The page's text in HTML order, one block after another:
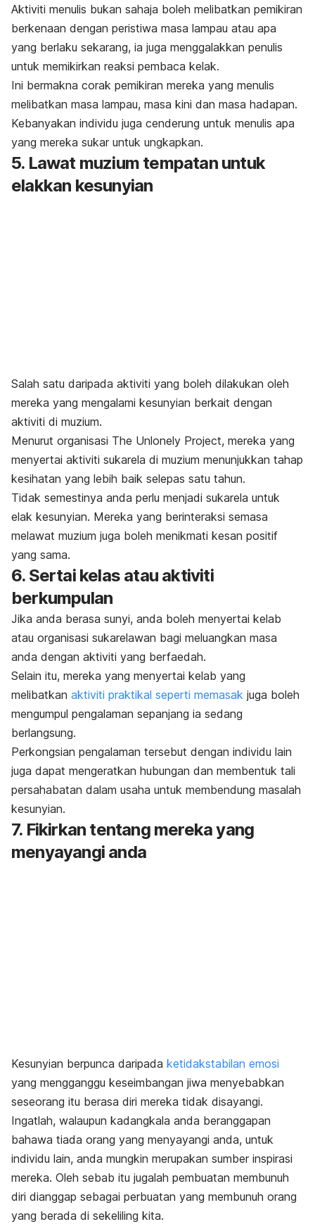
Aktiviti menulis bukan sahaja boleh melibatkan pemikiran
berkenaan dengan peristiwa masa lampau atau apa
yang berlaku sekarang, ia juga menggalakkan penulis
untuk memikirkan reaksi pembaca kelak.
Ini bermakna corak pemikiran mereka yang menulis
melibatkan masa lampau, masa kini dan masa hadapan.
Kebanyakan individu juga cenderung untuk menulis apa
yang mereka sukar untuk ungkapkan.
5. Lawat muzium tempatan untuk
elakkan kesunyian
Salah satu daripada aktiviti yang boleh dilakukan oleh
mereka yang mengalami kesunyian berkait dengan
aktiviti di muzium.
Menurut organisasi The Unlonely Project, mereka yang
menyertai aktiviti sukarela di muzium menunjukkan tahap
kesihatan yang lebih baik selepas satu tahun.
Tidak semestinya anda perlu menjadi sukarela untuk
elak kesunyian. Mereka yang berinteraksi semasa
melawat muzium juga boleh menikmati kesan positif
yang sama.
6. Sertai kelas atau aktiviti
berkumpulan
Jika anda berasa sunyi, anda boleh menyertai kelab
atau organisasi sukarelawan bagi meluangkan masa
anda dengan aktiviti yang berfaedah.
Selain itu, mereka yang menyertai kelab yang
melibatkan aktiviti praktikal seperti memasak juga boleh
mengumpul pengalaman sepanjang ia sedang
berlangsung.
Perkongsian pengalaman tersebut dengan individu lain
juga dapat mengeratkan hubungan dan membentuk tali
persahabatan dalam usaha untuk membendung masalah
kesunyian.
7. Fikirkan tentang mereka yang
menyayangi anda
Kesunyian berpunca daripada ketidakstabilan emosi
yang mengganggu keseimbangan jiwa menyebabkan
seseorang itu berasa diri mereka tidak disayangi.
Ingatlah, walaupun kadangkala anda beranggapan
bahawa tiada orang yang menyayangi anda, untuk
individu lain, anda mungkin merupakan sumber inspirasi
mereka. Oleh sebab itu jugalah pembuatan membunuh
diri dianggap sebagai perbuatan yang membunuh orang
yang berada di sekeliling kita.